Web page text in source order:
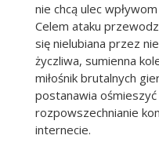
nie chcą ulec
Celem ataku
się nielubiana przez
życzliwa, sumienna
miłośnik brutalnych
postanawia
rozpowszechnianie
internecie.